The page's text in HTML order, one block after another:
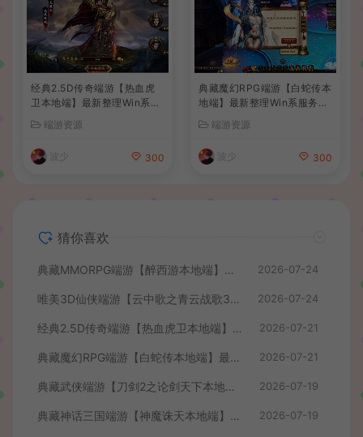
经典2.5D传奇端游【热血虎
卫本地端】最新整理Win系服
务端+PC客户端+详细搭建教
程
端游资源
波少 300
典藏魔幻RPG端游【白蛇传本
地端】最新整理Win系服务端
+PC客户端+GM工具+详细搭
建教程
端游资源
波少 300
猜你喜欢
典藏MMORPG端游【醉西游本地端】最新最新整理Win系服务端+PC客户端+GM后台+详细搭建教程 2026-07-24
唯美3D仙侠端游【云中歌之青云战歌3D本地端】最整理Win系服务端+PC客户端+GM工具+详细搭建教程 2026-07-24
经典2.5D传奇端游【热血虎卫本地端】最新整理Win系服务端+PC客户端+详细搭建教程 2026-07-21
典藏魔幻RPG端游【白蛇传本地端】最新整理Win系服务端+PC客户端+GM工具+详细搭建教程 2026-07-21
典藏武侠端游【刀剑2之论剑天下本地端】最新整理Win系服务端+PC客户端+GM工具+详细搭建教程 2026-07-19
典藏神话三国端游【神魔诛天本地端】最新整理Win系服务端+PC客户端+货币修改教程+详细搭建教程 2026-07-19